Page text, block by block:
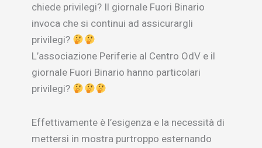
chiede privilegi? Il giornale Fuori Binario
invoca che si continui ad assicurargli
privilegi?
L’associazione Periferie al Centro OdV e il
giornale Fuori Binario hanno particolari
privilegi?
Effettivamente è l’esigenza e la necessità di
mettersi in mostra purtroppo esternando